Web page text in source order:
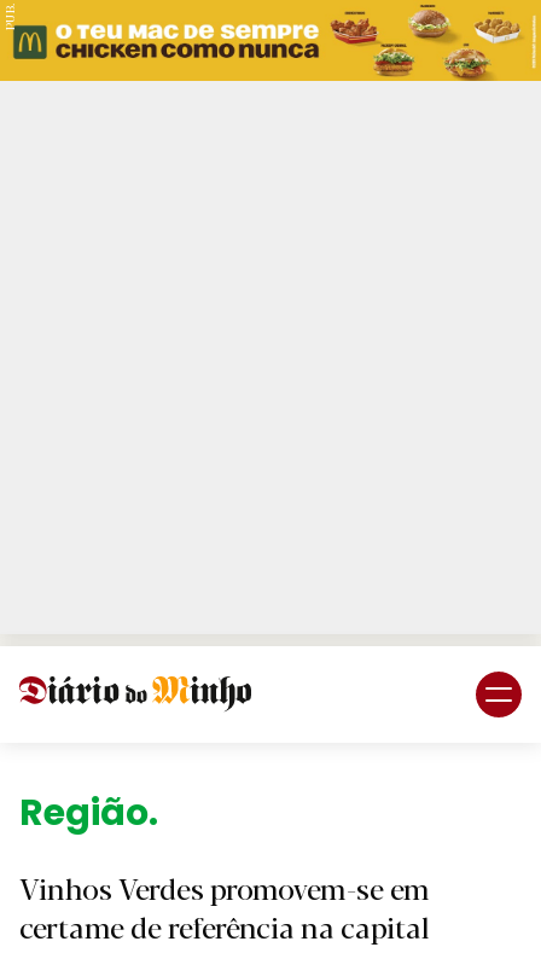
PUB.
Região.
Vinhos Verdes promovem-se em
certame de referência na capital